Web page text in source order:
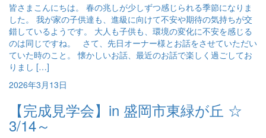
皆さまこんにちは。 春の兆しが少しずつ感じられる季節になりま
した。 我が家の子供達も、進級に向けて不安や期待の気持ちが交
錯しているようです。 大人も子供も、環境の変化に不安を感じる
のは同じですね。 さて、先日オーナー様とお話をさせていただい
ていた時のこと。 懐かしいお話、最近のお話で楽しく過ごしてお
りまし […]
2026年3月13日
【完成見学会】in 盛岡市東緑が丘 ☆
3/14～